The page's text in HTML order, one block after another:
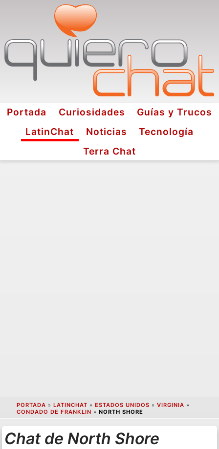
Portada Curiosidades
Guías y Trucos
LatinChat
Noticias
Tecnología
Terra Chat
PORTADA » LATINCHAT » ESTADOS UNIDOS » VIRGINIA »
CONDADO DE FRANKLIN » NORTH SHORE
Chat de North Shore